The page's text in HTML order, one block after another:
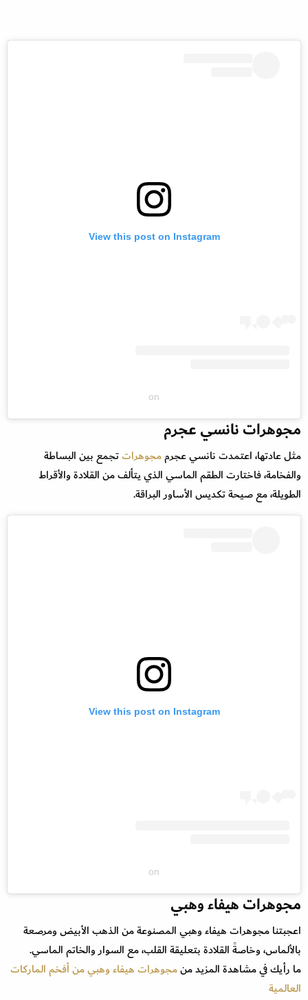
View this post on Instagram
on
مجوهرات نانسي عجرم
مثل عادتها، اعتمدت نانسي عجرممجوهراتتجمع بين البساطة
والفخامة، فاختارت الطقم الماسي الذي يتألف من القلادة والأقراط
الطويلة، مع صيحة تكديس الأساور البراقة.
View this post on Instagram
on
مجوهرات هيفاء وهبي
اعجبتنا مجوهرات هيفاء وهبي المصنوعة من الذهب الأبيض ومرصعة
بالألماس، وخاصةً القلادة بتعليقة القلب، مع السوار والخاتم الماسي.
ما رأيك في مشاهدة المزيد منمجوهرات هيفاء وهبي من أفخم الماركات
العالمية